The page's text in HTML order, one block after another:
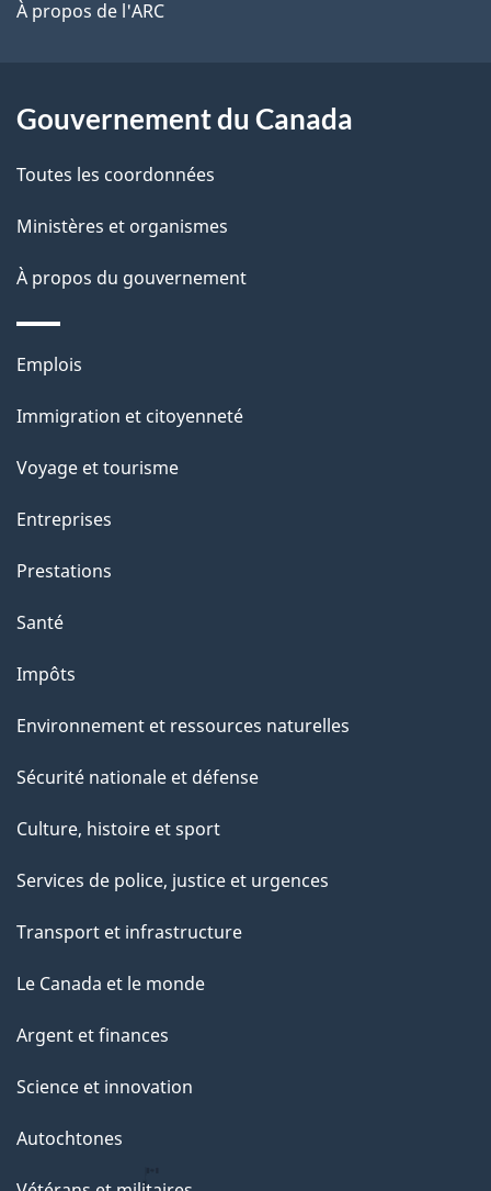
a
a
g
e
t
a
t
i
n
s
u
r
c
t
t
a
e
À propos de l'ARC
Gouvernement du Canada
Toutes les coordonnées
Ministères et organismes
À propos du gouvernement
Thèmes
sujets
Emplois
Immigration et citoyenneté
Voyage et tourisme
Entreprises
Prestations
Santé
Impôts
Environnement et ressources naturelles
Sécurité nationale et défense
Culture, histoire et sport
Services de police, justice et urgences
Transport et infrastructure
Le Canada et le monde
Argent et finances
Science et innovation
Autochtones